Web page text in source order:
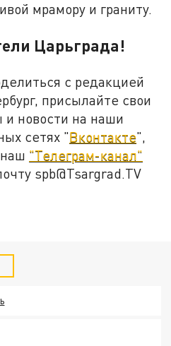
мрамору и граниту.
Царьграда!
с редакцией
присылайте свои
новости на наши
сетях "Вконтакте",
"Телеграм-канал"
spb@Tsargrad.TV